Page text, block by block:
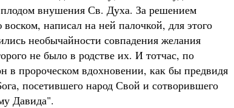
внушения Св. Духа. За решением
написал на ней палочкой, для этого
необычайности совпадения желания
не было в родстве их. И тотчас, по
в пророческом вдохновении, как бы предвидя
посетившего народ Свой и сотворившего
Давида".